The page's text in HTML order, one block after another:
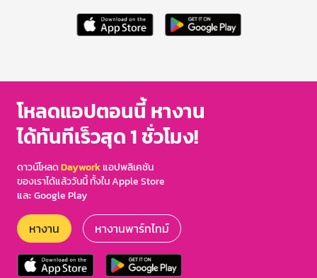
โหลดแอปตอนนี้ หางาน
ได้ทันทีเร็วสุด 1 ชั่วโมง!
ดาวน์โหลดDayworkแอปพลิเคชัน
ของเราได้แล้ววันนี้ ทั้งใน Apple Store
และ Google Play
หางาน หางานพาร์ทไทม์